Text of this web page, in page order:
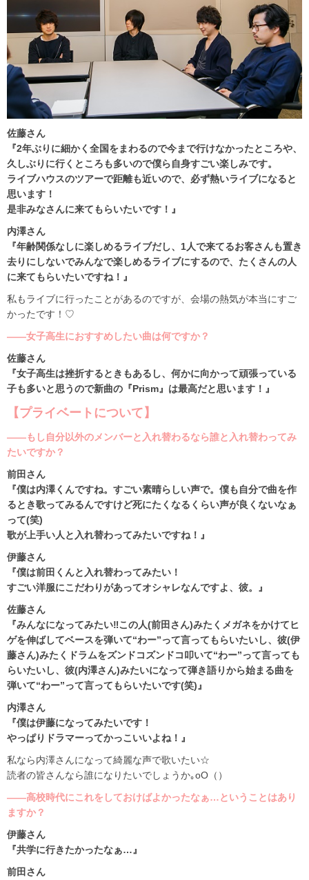
佐藤さん
『2年ぶりに細かく全国をまわるので今まで行けなかったところや、
久しぶりに行くところも多いので僕ら自身すごい楽しみです。
ライブハウスのツアーで距離も近いので、必ず熱いライブになると
思います！
是非みなさんに来てもらいたいです！』
内澤さん
『年齢関係なしに楽しめるライブだし、1人で来てるお客さんも置き
去りにしないでみんなで楽しめるライブにするので、たくさんの人
に来てもらいたいですね！』
私もライブに行ったことがあるのですが、会場の熱気が本当にすご
かったです！♡
――女子高生におすすめしたい曲は何ですか？
佐藤さん
『女子高生は挫折するときもあるし、何かに向かって頑張っている
子も多いと思うので新曲の『Prism』は最高だと思います！』
【プライベートについて】
――もし自分以外のメンバーと入れ替わるなら誰と入れ替わってみ
たいですか？
前田さん
『僕は内澤くんですね。すごい素晴らしい声で。僕も自分で曲を作
るとき歌ってみるんですけど死にたくなるくらい声が良くないなぁ
って(笑)
歌が上手い人と入れ替わってみたいですね！』
伊藤さん
『僕は前田くんと入れ替わってみたい！
すごい洋服にこだわりがあってオシャレなんですよ、彼。』
佐藤さん
『みんなになってみたい‼この人(前田さん)みたくメガネをかけてヒ
ゲを伸ばしてベースを弾いて“わー”って言ってもらいたいし、彼(伊
藤さん)みたくドラムをズンドコズンドコ叩いて“わー”って言っても
らいたいし、彼(内澤さん)みたいになって弾き語りから始まる曲を
弾いて“わー”って言ってもらいたいです(笑)』
内澤さん
『僕は伊藤になってみたいです！
やっぱりドラマーってかっこいいよね！』
私なら内澤さんになって綺麗な声で歌いたい☆
読者の皆さんなら誰になりたいでしょうか｡oO（）
――高校時代にこれをしておけばよかったなぁ…ということはあり
ますか？
伊藤さん
『共学に行きたかったなぁ…』
前田さん